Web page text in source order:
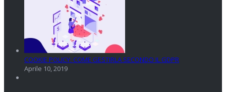
COOKIE POLICY: COME GESTIRLA SECONDO IL GDPR
Aprile 10, 2019